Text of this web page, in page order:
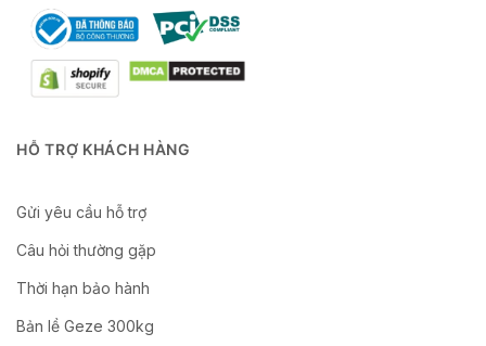
HỖ TRỢ KHÁCH HÀNG
Gửi yêu cầu hỗ trợ
Câu hỏi thường gặp
Thời hạn bảo hành
Bản lề Geze 300kg